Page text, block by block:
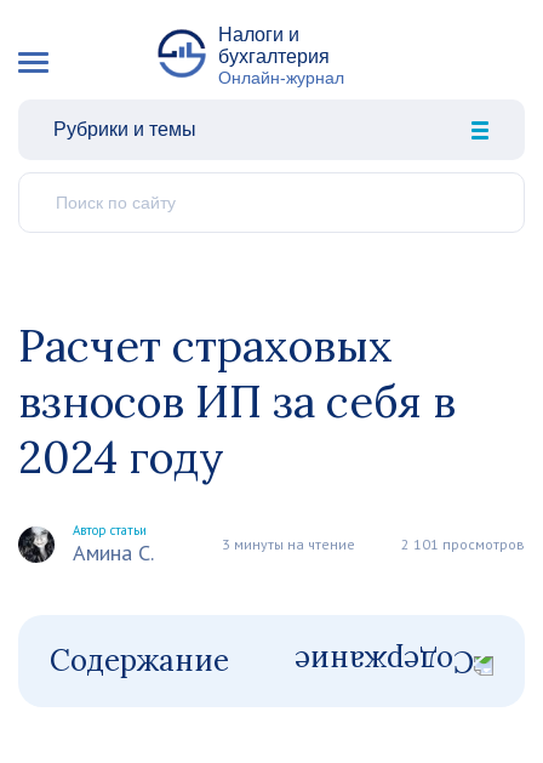
Налоги и
бухгалтерия
Онлайн-журнал
Рубрики и темы
Расчет страховых
взносов ИП за себя в
2024 году
Автор статьи
Амина С. 3 минуты на чтение 2 101 просмотров
Содержание